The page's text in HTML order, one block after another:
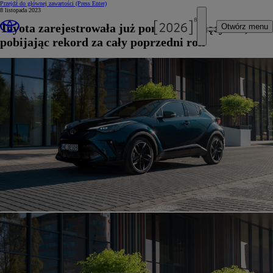
Przejdź do głównej zawartości (Press Enter)
Otwórz menu
8 listopada 2023
Toyota zarejestrowała już ponad 75 tysięcy aut,
pobijając rekord za cały poprzedni rok